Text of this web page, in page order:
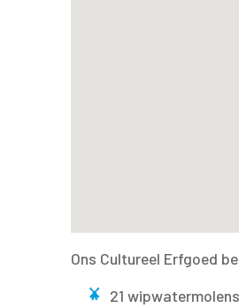
Ons Cultureel Erfgoed
21